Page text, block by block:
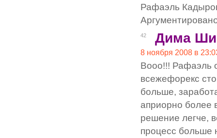
Рафаэль
42 Дима
8 ноября 2008 в
Вооо!!! Рафаэль
всежефорекс
больше,
априорно более
решение легче,
процесс больше